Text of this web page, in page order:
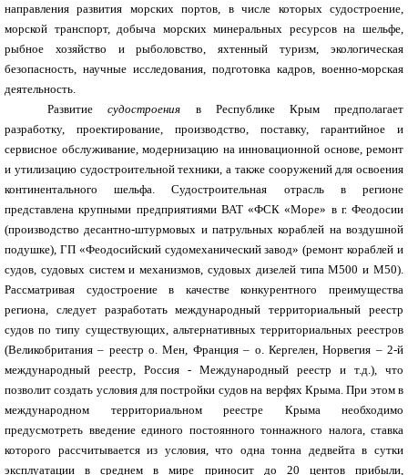
направления развития морских портов, в числе которых судостроение,
морской транспорт, добыча морских минеральных ресурсов на шельфе,
рыбное хозяйство и рыболовство, яхтенный туризм, экологическая
безопасность, научные исследования, подготовка кадров, военно-морская
деятельность.
Развитиесудостроения в Республике Крым предполагает
разработку, проектирование, производство, поставку, гарантийное и
сервисное обслуживание, модернизацию на инновационной основе, ремонт
и утилизацию судостроительной техники, а также сооружений для освоения
континентального шельфа. Судостроительная отрасль в регионе
представлена крупными предприятиями ВАТ «ФСК «Море» в г. Феодосии
(производство десантно-штурмовых и патрульных кораблей на воздушной
подушке), ГП «Феодосийский судомеханический завод» (ремонт кораблей и
судов, судовых систем и механизмов, судовых дизелей типа М500 и М50).
Рассматривая судостроение в качестве конкурентного преимущества
региона, следует разработать международный территориальный реестр
судов по типу существующих, альтернативных территориальных реестров
(Великобритания – реестр о. Мен, Франция – о. Кергелен, Норвегия – 2-й
международный реестр, Россия - Международный реестр и т.д.), что
позволит создать условия для постройки судов на верфях Крыма. При этом в
международном территориальном реестре Крыма необходимо
предусмотреть введение единого постоянного тоннажного налога, ставка
которого рассчитывается из условия, что одна тонна дедвейта в сутки
эксплуатации в среднем в мире приносит до 20 центов прибыли,